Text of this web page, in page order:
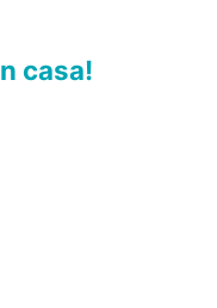
casa!